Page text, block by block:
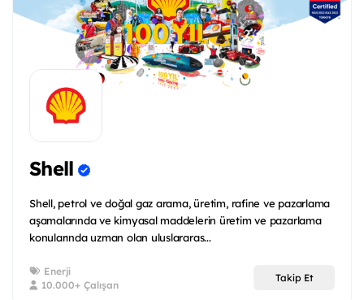
Shell
Shell, petrol ve doğal gaz arama, üretim, rafine ve pazarlama
aşamalarında ve kimyasal maddelerin üretim ve pazarlama
konularında uzman olan uluslararas...
Enerji
10.000+ Çalışan
Takip Et